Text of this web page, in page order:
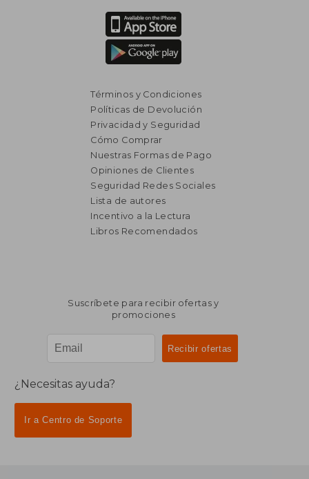
Términos y Condiciones
Políticas de Devolución
Privacidad y Seguridad
Cómo Comprar
Nuestras Formas de Pago
Opiniones de Clientes
Seguridad Redes Sociales
Lista de autores
Incentivo a la Lectura
Libros Recomendados
Suscríbete para recibir ofertas y
promociones
¿Necesitas ayuda?
Ir a Centro de Soporte